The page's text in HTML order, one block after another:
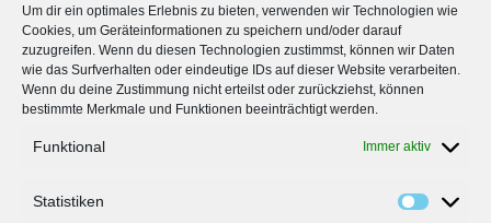
Um dir ein optimales Erlebnis zu bieten, verwenden wir Technologien wie
Cookies, um Geräteinformationen zu speichern und/oder darauf
zuzugreifen. Wenn du diesen Technologien zustimmst, können wir Daten
wie das Surfverhalten oder eindeutige IDs auf dieser Website verarbeiten.
Wenn du deine Zustimmung nicht erteilst oder zurückziehst, können
bestimmte Merkmale und Funktionen beeinträchtigt werden.
Funktional Immer aktiv
Statistiken